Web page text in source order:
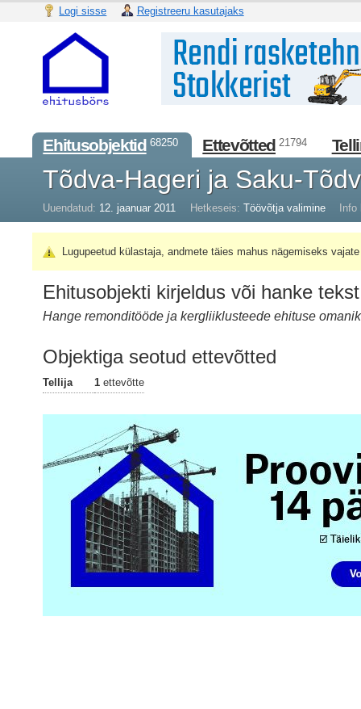
Logi sisse Registreeru kasutajaks
Ehitusobjektid 68250 Ettevõtted 21794
Tõdva-Hageri ja Saku-
Uuendatud: 12. jaanuar 2011 Hetkeseis: Töövõtja valimine
Lugupeetud külastaja, andmete täies mahus nägemiseks
Ehitusobjekti kirjeldus või hanke tekst
Hange remonditööde ja kergliiklusteede ehituse
Objektiga seotud ettevõtted
Tellija 1 ettevõtte